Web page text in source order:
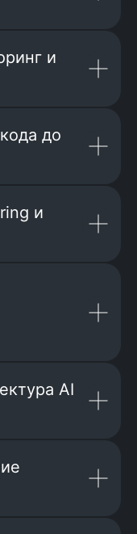
и
до
и
AI